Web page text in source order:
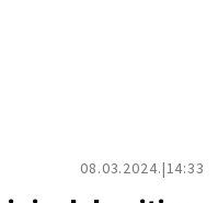
08.03.2024. 14:33